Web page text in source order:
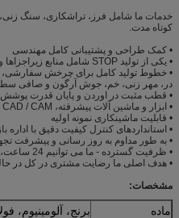
خدمات ما شامل فرز، تراشکاری، سنگ زنی،
کوتاه مدت.
• کمک طراحی و پشتیبانی کامل مهندسی
• یکی از تولید STOP شامل منابع زیراجزاها و سخت افزار در خارج از کشور rtners PA
در، مهر زنی، خم، جوش آرگون و صافی
• قطب مثبت در اوردن و پایان قدرت پوشش
• ابزار و ماشین آلات پیشرفته، CAD / CAM نرم افزار برنامه نویسی
• قابلیت ماشینکاری نمونه اولیه
• استانداردهای کنترل کیفیت دقیق با
• به طور مداوم به روز رسانی و پیشرفت
• ظرفیت گسترده - ما می توانیم 24 ساعت، 6 روز در هفته اجرا
• هدف اصلی ما رضایت مشتری در کل در
مشخصات:
ماده
برنج، آلومینیوم،